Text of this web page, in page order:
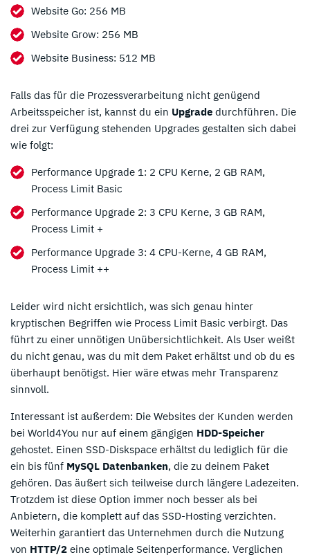
Website Go: 256 MB
Website Grow: 256 MB
Website Business: 512 MB
Falls das für die Prozessverarbeitung nicht genügend
Arbeitsspeicher ist, kannst du ein Upgrade durchführen. Die
drei zur Verfügung stehenden Upgrades gestalten sich dabei
wie folgt:
Performance Upgrade 1: 2 CPU Kerne, 2 GB RAM,
Process Limit Basic
Performance Upgrade 2: 3 CPU Kerne, 3 GB RAM,
Process Limit +
Performance Upgrade 3: 4 CPU-Kerne, 4 GB RAM,
Process Limit ++
Leider wird nicht ersichtlich, was sich genau hinter
kryptischen Begriffen wie Process Limit Basic verbirgt. Das
führt zu einer unnötigen Unübersichtlichkeit. Als User weißt
du nicht genau, was du mit dem Paket erhältst und ob du es
überhaupt benötigst. Hier wäre etwas mehr Transparenz
sinnvoll.
Interessant ist außerdem: Die Websites der Kunden werden
bei World4You nur auf einem gängigen HDD-Speicher
gehostet. Einen SSD-Diskspace erhältst du lediglich für die
ein bis fünf MySQL Datenbanken, die zu deinem Paket
gehören. Das äußert sich teilweise durch längere Ladezeiten.
Trotzdem ist diese Option immer noch besser als bei
Anbietern, die komplett auf das SSD-Hosting verzichten.
Weiterhin garantiert das Unternehmen durch die Nutzung
von HTTP/2 eine optimale Seitenperformance. Verglichen